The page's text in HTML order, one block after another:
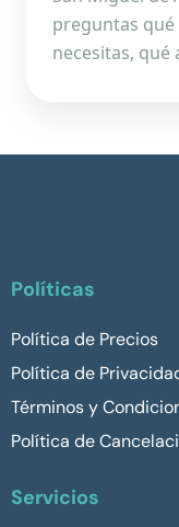
preguntas
necesitas, qué
Políticas
Política de Precios
Política de
Términos y
Política de
Servicios